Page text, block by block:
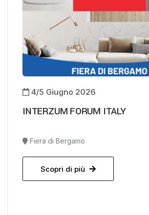
4/5 Giugno 2026
INTERZUM FORUM ITALY
Fiera di Bergamo
Scopri di più